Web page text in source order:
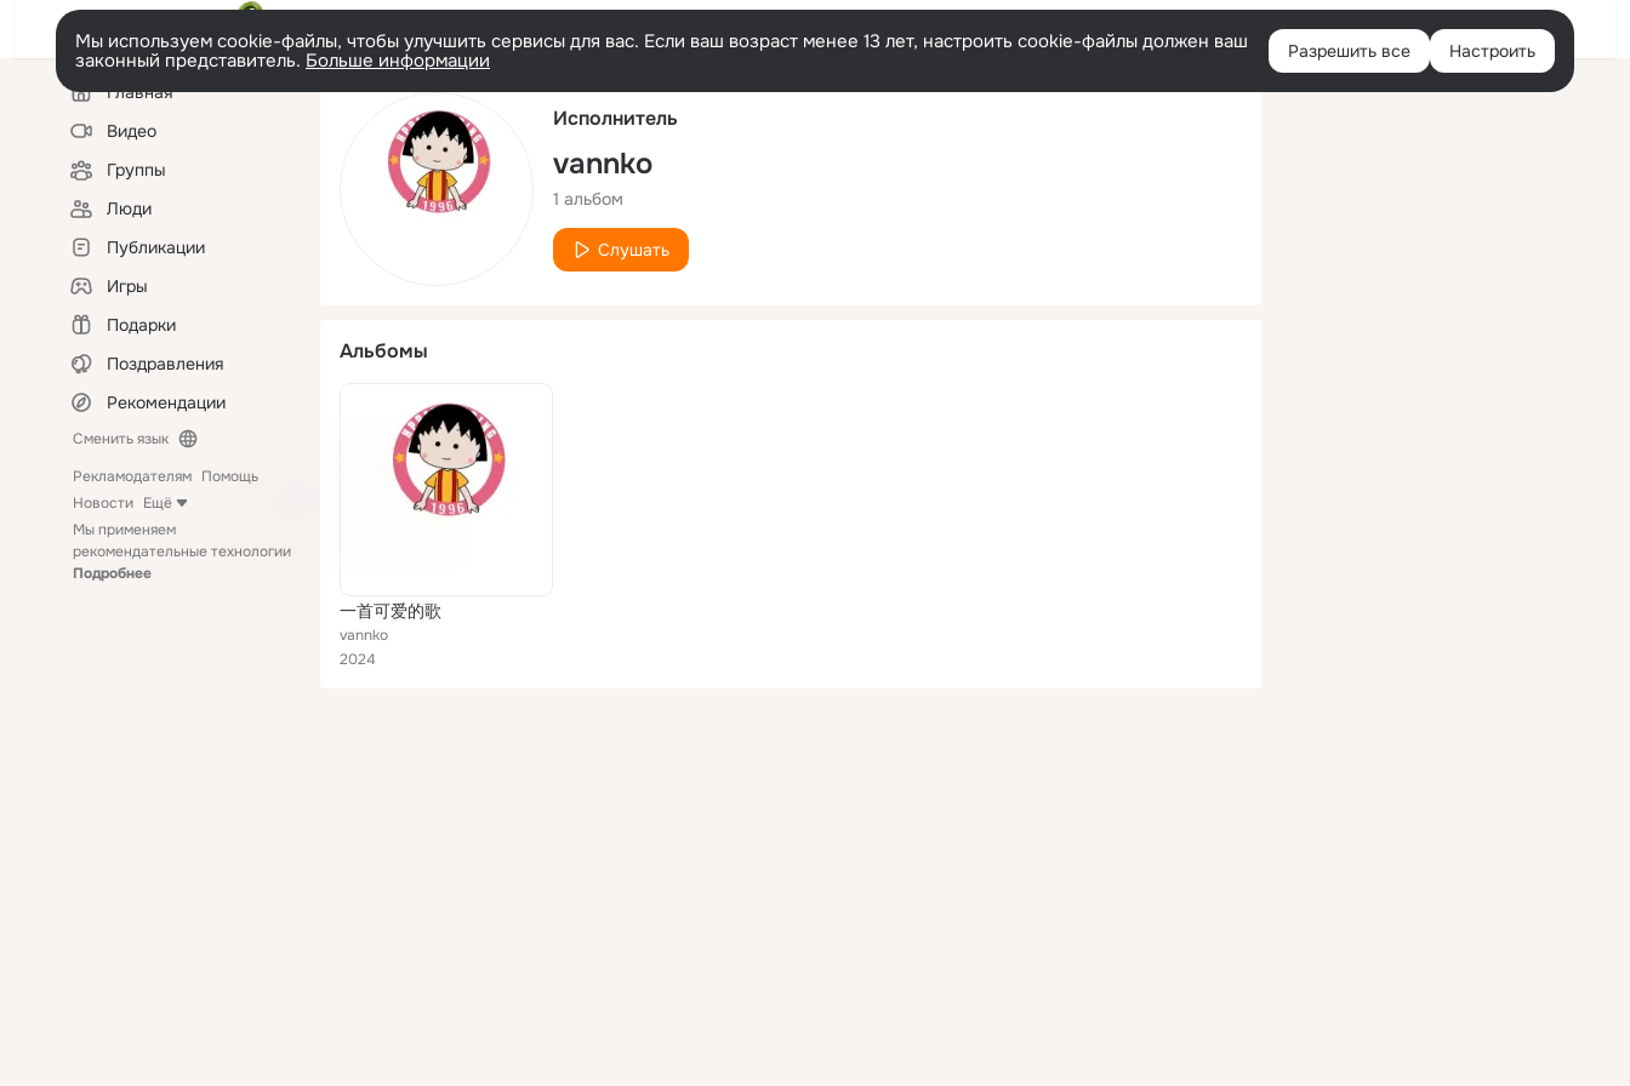
Русский Войти
Мы используем cookie-файлы, чтобы улучшить сервисы для вас. Если ваш возраст менее 13 лет, настроить cookie-файлы должен ваш
законный представитель. Больше информации Разрешить все Настроить
Левая
колонкаГлавная
Видео
Группы
Люди
Публикации
Игры
Подарки
Поздравления
Рекомендации
Сменить язык
Рекламодателям Помощь
Новости Ещё
Мы применяем
рекомендательные технологии
Подробнее
Исполнитель
vannko
1 альбом
Слушать
Альбомы
一首可爱的歌
vannko
2024